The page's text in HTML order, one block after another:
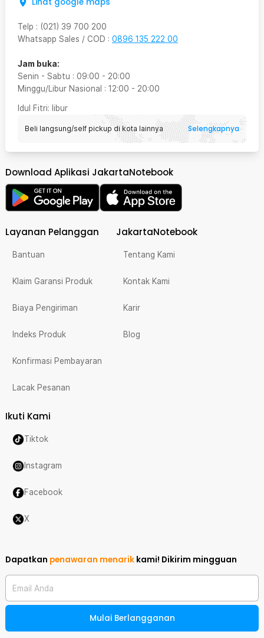
Telp : (021) 39 700 200
Whatsapp Sales / COD : 0896 135 222 00
Jam buka:
Senin - Sabtu : 09:00 - 20:00
Minggu/Libur Nasional : 12:00 - 20:00
Idul Fitri: libur
Beli langsung/self pickup di kota lainnya Selengkapnya
Download Aplikasi JakartaNotebook
Layanan Pelanggan
Bantuan
Klaim Garansi Produk
Biaya Pengiriman
Indeks Produk
Konfirmasi Pembayaran
Lacak Pesanan
JakartaNotebook
Tentang Kami
Kontak Kami
Karir
Blog
Ikuti Kami
Tiktok
Instagram
Facebook
X
Dapatkan penawaran menarik kami! Dikirim mingguan
Email Anda
Mulai Berlangganan